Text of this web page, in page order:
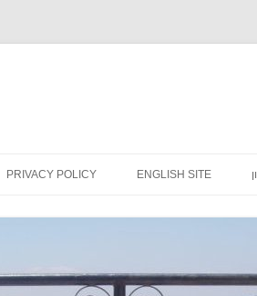
ENGLISH SITE
PRIVACY POLICY